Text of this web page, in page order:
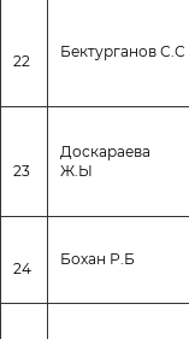
22
Бектурганов С.С
23
Доскараева
Ж.Ы
24
Бохан Р.Б